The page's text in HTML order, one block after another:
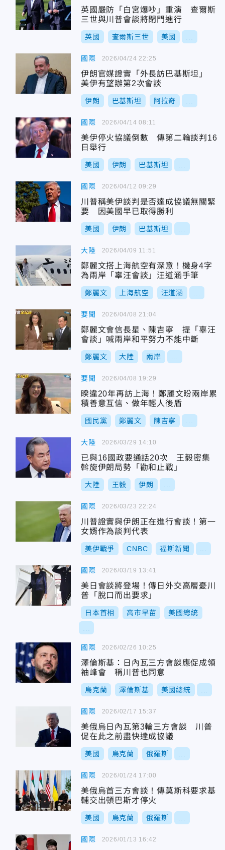
英國嚴防「白宮爆吵」重演 查爾斯
三世與川普會談將閉門進行
英國 查爾斯三世 美國
國際
伊朗官媒證實「外長訪巴基斯坦」
美伊有望辦第2次會談
伊朗 巴基斯坦 阿拉奇
2026/04/24 22:25
國際
美伊停火協議倒數 傳第二輪談判16
日舉行
美國 伊朗 巴基斯坦
2026/04/14 08:11
國際
川普稱美伊談判是否達成協議無關緊
要 因美國早已取得勝利
美國 伊朗 巴基斯坦
2026/04/12 09:29
大陸
鄭麗文搭上海航空有深意！機身4字
為兩岸「辜汪會談」汪道涵手筆
鄭麗文 上海航空 汪道涵
2026/04/09 11:51
要聞
鄭麗文會信長星、陳吉寧 提「辜汪
會談」喊兩岸和平努力不能中斷
鄭麗文 大陸 兩岸
2026/04/08 21:04
要聞
睽違20年再訪上海！鄭麗文盼兩岸累
積善意互信、做年輕人後盾
國民黨 鄭麗文 陳吉寧
2026/04/08 19:29
大陸
已與16國政要通話20次 王毅密集
斡旋伊朗局勢「勸和止戰」
大陸 王毅 伊朗
2026/03/29 14:10
國際
川普證實與伊朗正在進行會談！第一
女婿作為談判代表
美伊戰爭 CNBC 福斯新聞
2026/03/23 22:24
國際
美日會談將登場！傳日外交高層憂川
普「脫口而出要求」
日本首相 高市早苗 美國總統
2026/03/19 13:41
國際
澤倫斯基：日內瓦三方會談應促成領
袖峰會 稱川普也同意
烏克蘭 澤倫斯基 美國總統
2026/02/26 10:25
國際
美俄烏日內瓦第3輪三方會談 川普
促在此之前盡快達成協議
美國 烏克蘭 俄羅斯
2026/02/17 15:37
國際
美俄烏首三方會談！傳莫斯科要求基
輔交出頓巴斯才停火
美國 烏克蘭 俄羅斯
2026/01/24 17:00
國際 2026/01/13 16:42